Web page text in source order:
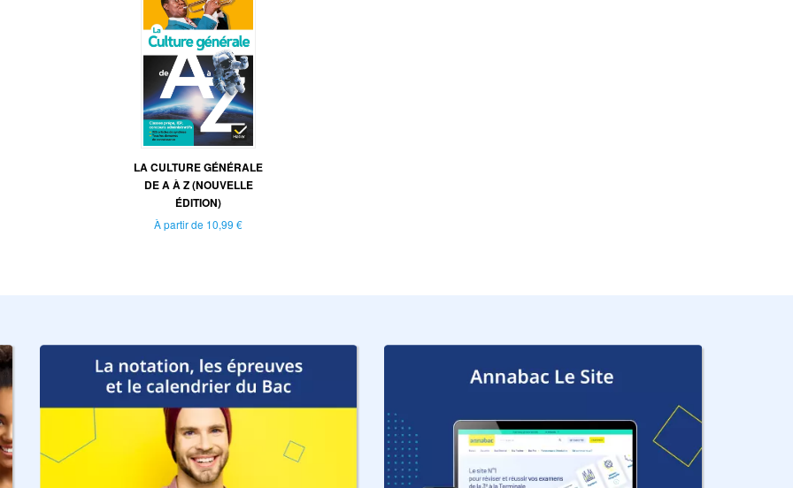
LA CULTURE GÉNÉRALE
DE A À Z (NOUVELLE
ÉDITION)
À partir de 10,99 €